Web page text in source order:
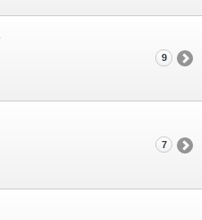
9
7